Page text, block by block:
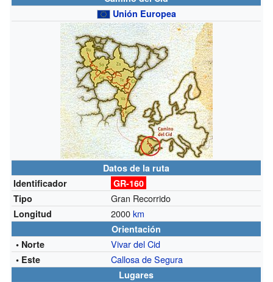
Unión Europea
Datos de la ruta
Identificador
GR-160
Tipo
Gran Recorrido
Longitud 2000km
Orientación
• Norte
Vivar del Cid
• Este Callosa de Segura
Lugares